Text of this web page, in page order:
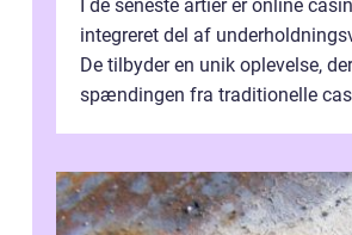
I de seneste årtier er online
integreret del af
De tilbyder en unik oplevelse,
spændingen fra traditionelle